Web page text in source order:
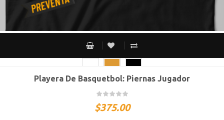
CH M G XG XXG
Playera De Basquetbol: Piernas Jugador
$375.00